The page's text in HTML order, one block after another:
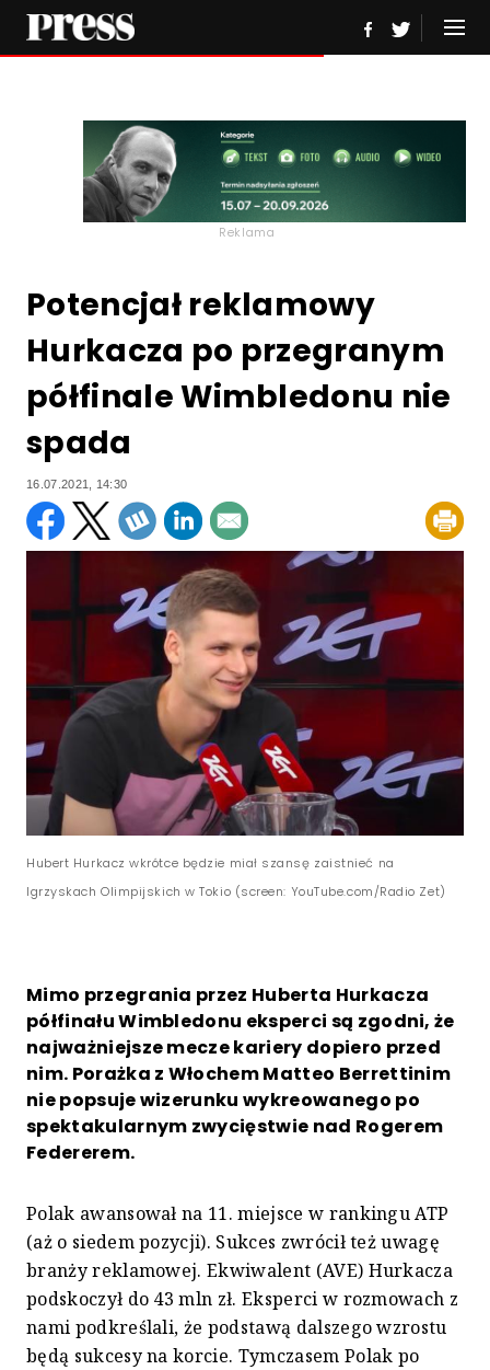
Reklama
Potencjał reklamowy
Hurkacza po przegranym
półfinale Wimbledonu nie
spada
16.07.2021, 14:30
Hubert Hurkacz wkrótce będzie miał szansę zaistnieć na
Igrzyskach Olimpijskich w Tokio (screen: YouTube.com/Radio Zet)
Mimo przegrania przez Huberta Hurkacza
półfinału Wimbledonu eksperci są zgodni, że
najważniejsze mecze kariery dopiero przed
nim. Porażka z Włochem Matteo Berrettinim
nie popsuje wizerunku wykreowanego po
spektakularnym zwycięstwie nad Rogerem
Federerem.
Polak awansował na 11. miejsce w rankingu ATP
(aż o siedem pozycji). Sukces zwrócił też uwagę
branży reklamowej. Ekwiwalent (AVE) Hurkacza
podskoczył do 43 mln zł. Eksperci w rozmowach z
nami podkreślali, że podstawą dalszego wzrostu
będą sukcesy na korcie. Tymczasem Polak po